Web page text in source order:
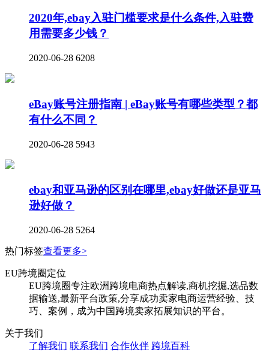
2020年,ebay入驻门槛要求是什么条件,入驻费
用需要多少钱？
2020-06-28 6208
eBay账号注册指南 | eBay账号有哪些类型？都
有什么不同？
2020-06-28 5943
ebay和亚马逊的区别在哪里,ebay好做还是亚马
逊好做？
2020-06-28 5264
热门标签查看更多>
EU跨境圈定位
EU跨境圈专注欧洲跨境电商热点解读,商机挖掘,选品数
据输送,最新平台政策,分享成功卖家电商运营经验、技
巧、案例，成为中国跨境卖家拓展知识的平台。
关于我们
了解我们 联系我们 合作伙伴 跨境百科